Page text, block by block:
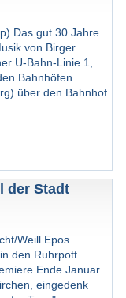
Das gut 30 Jahre
von Birger
U-Bahn-Linie 1,
Bahnhöfen
über den Bahnhof
der Stadt
Weill Epos
den Ruhrpott
Ende Januar
eingedenk